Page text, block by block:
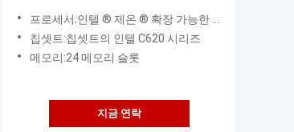
셋트
프로세서:인텔 ® 제온 ® 확장 가능한 프로세서, 고속 UPI 상호 연결 버스 (CPU 모델에 따라서, 10.4/9.6 GT / Ｓ)과 대용량 (CPU 모델에 따라서, 15/20/25/30
칩셋트:칩셋트의 인텔 C620 시리즈
메모리:24 메모리 슬롯
지금 연락